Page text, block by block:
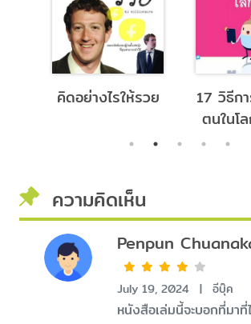
คิดอย่างไรให้รวย
17 วิธีก
ตนในโ
ความคิดเห็น
Penpun
July 19, 2024 | อีบุ๊ค
หนังสือเล่มนี้จะบอกที่มา